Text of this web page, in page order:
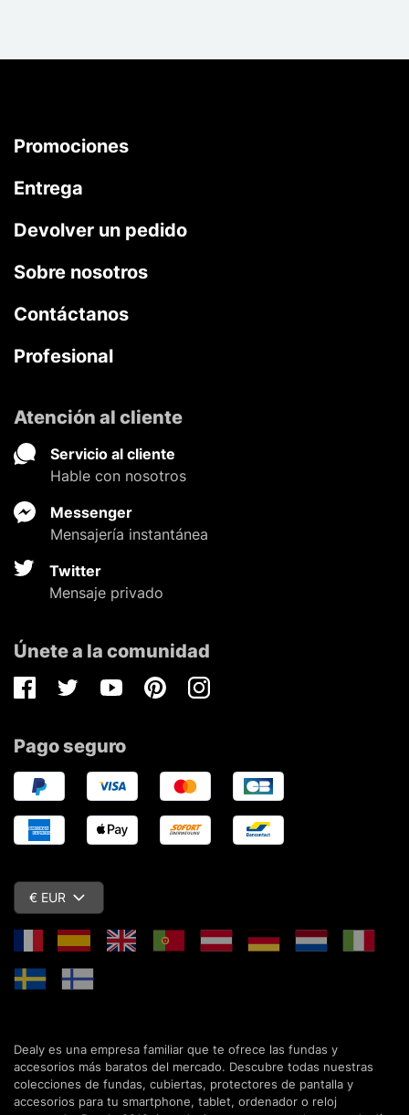
Promociones
Entrega
Devolver un pedido
Sobre nosotros
Contáctanos
Profesional
Atención al cliente
Servicio al cliente
Hable con nosotros
Messenger
Mensajería instantánea
Twitter
Mensaje privado
Únete a la comunidad
FacebookTwitterYoutubePinterestInstagram
Pago seguro
€ EUR
Dealy es una empresa familiar que te ofrece las fundas y
accesorios más baratos del mercado. Descubre todas nuestras
colecciones de fundas, cubiertas, protectores de pantalla y
accesorios para tu smartphone, tablet, ordenador o reloj